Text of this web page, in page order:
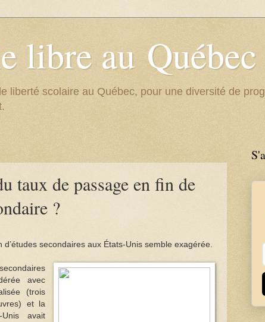
libre au Québec
liberté scolaire au Québec, pour une diversité de
taux de passage en fin de
?
d’études secondaires aux États-Unis semble exagérée.
avec
(trois
et la
avait